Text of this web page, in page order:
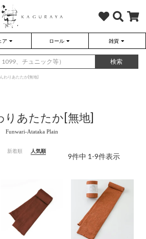
かぐらやバッグ
ポーチ・小物
ア
かぐらやウェア
チュニック
ロール
かぐらやロール
、
（綿80%、ポリエステル15%、
雑貨
雑貨
ッキ
インテリア雑貨
検索
んわりあたたか[無地]
りあたたか[無地]
新着順 人気順
9件中 1 -9件表示